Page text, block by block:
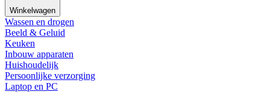
Winkelwagen
Wassen en drogen
Beeld & Geluid
Keuken
Inbouw apparaten
Huishoudelijk
Persoonlijke verzorging
Laptop en PC